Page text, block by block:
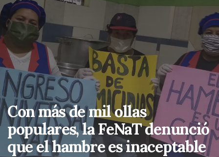
Con más de mil ollas
populares, la FeNaT denunció
que el hambre es inaceptable